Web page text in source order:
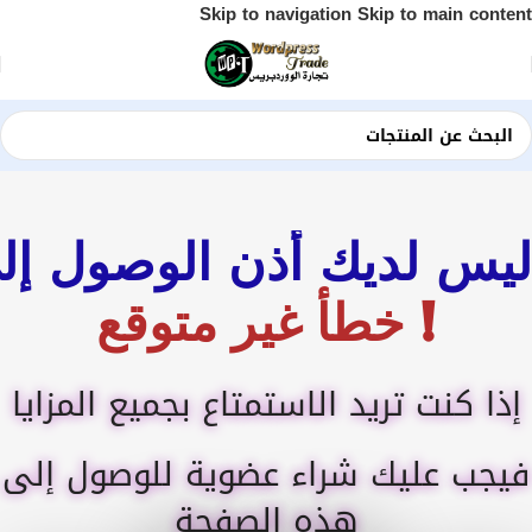
Skip to navigationSkip to main content
ليس لديك أذن الوصول
! خطأ غير متوقع
إذا كنت تريد الاستمتاع بجميع المزايا
فيجب عليك شراء عضوية للوصول إلى